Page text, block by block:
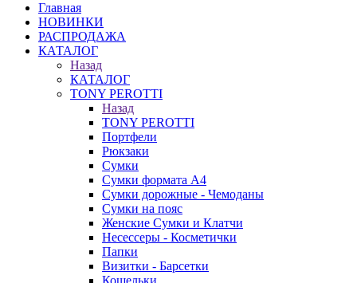
Главная
НОВИНКИ
РАСПРОДАЖА
КАТАЛОГ
Назад
КАТАЛОГ
TONY PEROTTI
Назад
TONY PEROTTI
Портфели
Рюкзаки
Сумки
Сумки формата А4
Сумки дорожные - Чемоданы
Сумки на пояс
Женские Сумки и Клатчи
Несессеры - Косметички
Папки
Визитки - Барсетки
Кошельки